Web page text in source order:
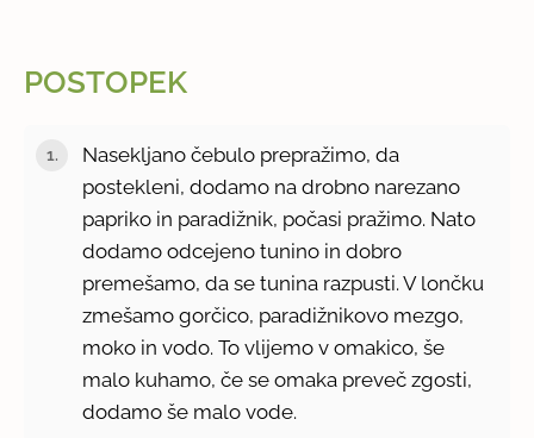
POSTOPEK
Nasekljano čebulo prepražimo, da
postekleni, dodamo na drobno narezano
papriko in paradižnik, počasi pražimo. Nato
dodamo odcejeno tunino in dobro
premešamo, da se tunina razpusti. V lončku
zmešamo gorčico, paradižnikovo mezgo,
moko in vodo. To vlijemo v omakico, še
malo kuhamo, če se omaka preveč zgosti,
dodamo še malo vode.